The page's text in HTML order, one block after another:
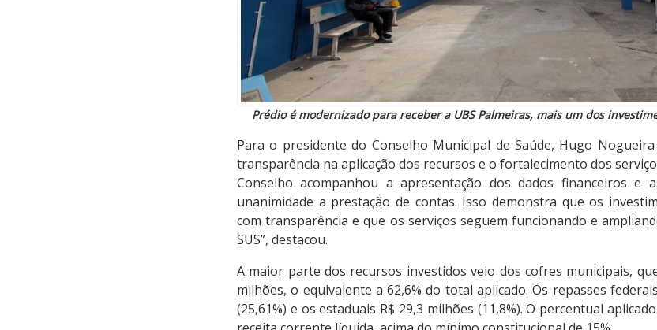
Prédio é modernizado para receber a UBS Palmeiras, mais um dos
Para o presidente do Conselho Municipal de Saúde, Hugo
transparência na aplicação dos recursos e o fortalecimento dos
Conselho acompanhou a apresentação dos dados financeiros e
unanimidade a prestação de contas. Isso demonstra que os
com transparência e que os serviços seguem funcionando e
SUS”, destacou.
A maior parte dos recursos investidos veio dos cofres municipais,
milhões, o equivalente a 62,6% do total aplicado. Os repasses
(25,61%) e os estaduais R$ 29,3 milhões (11,8%). O percentual